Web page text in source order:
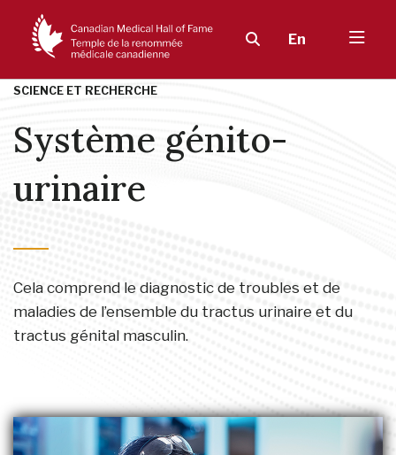
En
SCIENCE ET RECHERCHE
Système génito-
urinaire
Cela comprend le diagnostic de troubles et de
maladies de l’ensemble du tractus urinaire et du
tractus génital masculin.